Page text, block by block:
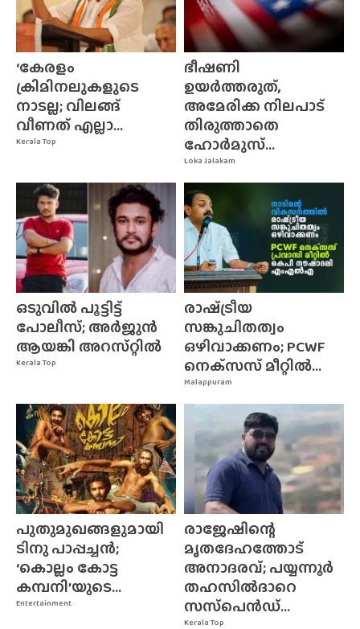
Kerala Top
‘കേരളം
ക്രിമിനലുകളുടെ
നാടല്ല; വിലങ്ങ്
വീണത് എല്ലാ...
Loka Jalakam
ഭീഷണി
ഉയർത്തരുത്,
അമേരിക്ക നിലപാട്
തിരുത്താതെ
ഹോർമുസ്...
Kerala Top
ഒടുവിൽ പൂട്ടിട്ട്
പോലീസ്; അർജുൻ
ആയങ്കി അറസ്‌റ്റിൽ
Malappuram
രാഷ്‌ട്രീയ
സങ്കുചിതത്വം
ഒഴിവാക്കണം; PCWF
നെക്‌സസ്‌ മീറ്റിൽ...
Entertainment
പുതുമുഖങ്ങളുമായി
ടിനു പാപ്പച്ചൻ;
‘കൊല്ലം കോട്ട
കമ്പനി’യുടെ...
Kerala Top
രാജേഷിന്റെ
മൃതദേഹത്തോട്
അനാദരവ്; പയ്യന്നൂർ
തഹസിൽദാറെ
സസ്‌പെൻഡ്...